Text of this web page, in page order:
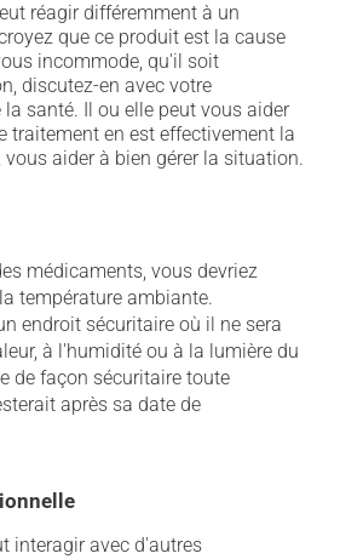
réagir différemment à un
que ce produit est la cause
incommode, qu'il soit
discutez-en avec votre
santé. Il ou elle peut vous aider
traitement en est effectivement la
vous aider à bien gérer la situation.
médicaments, vous devriez
température ambiante.
endroit sécuritaire où il ne sera
à l'humidité ou à la lumière du
de façon sécuritaire toute
après sa date de
interagir avec d'autres